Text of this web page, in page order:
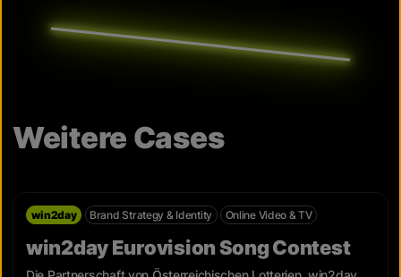
Weitere Cases
win2day Brand Strategy & Identity Online Video & TV
win2day Eurovision Song Contest